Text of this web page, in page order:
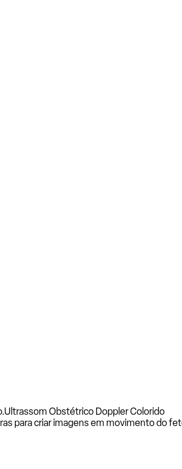
Ultrassom Obstétrico Doppler Colorido
para criar imagens em movimento do